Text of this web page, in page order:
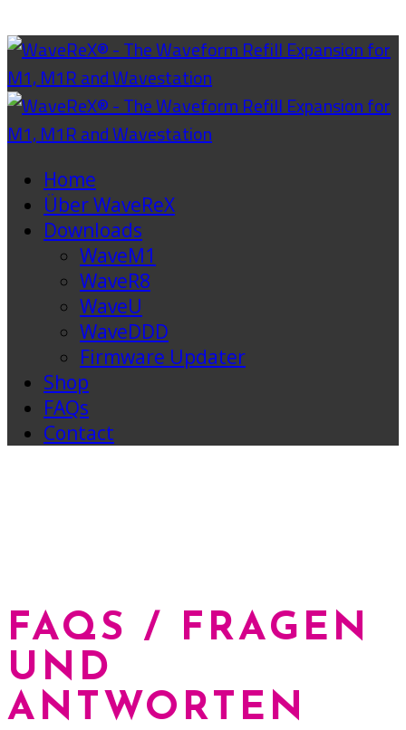
Home
Über WaveReX
Downloads
WaveM1
WaveR8
WaveU
WaveDDD
Firmware Updater
Shop
FAQs
Contact
FAQS / FRAGEN
UND
ANTWORTEN